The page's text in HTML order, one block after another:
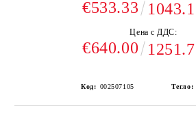
€533.33
Цена с ДДС:
€640.00
Код: 002507105 Тегло: